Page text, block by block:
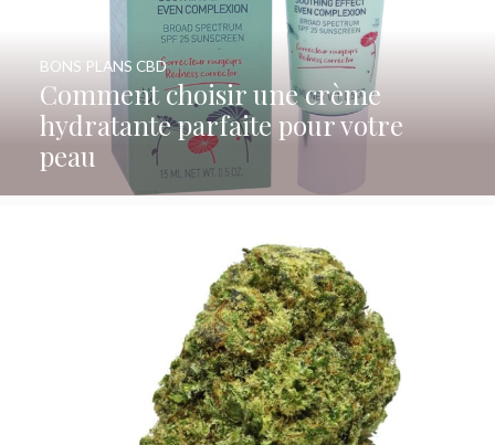
Comment choisir une crème
hydratante parfaite pour votre
peau
BONS PLANS CBD